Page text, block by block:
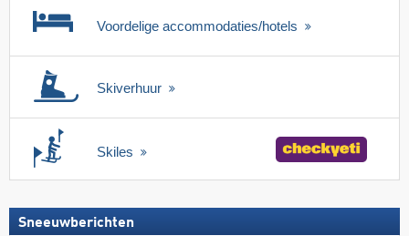
Voordelige accommodaties/hotels
Skiverhuur
Skiles
Sneeuwberichten